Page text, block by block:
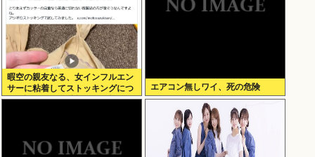
暇空の親友なる、女インフルエン
サーに粘着してストッキングにつ
いて語りだし嫌儲卿として格を見
エアコン無しワイ、死の危険